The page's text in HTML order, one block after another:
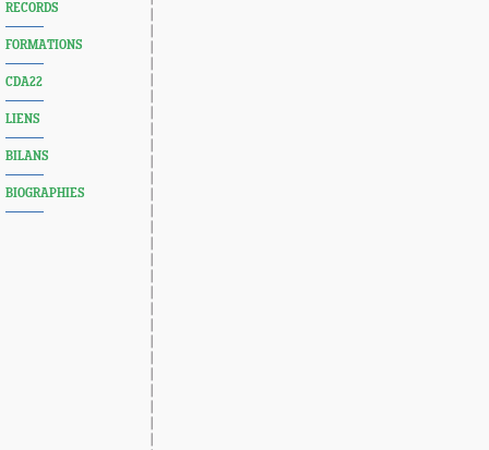
RECORDS
FORMATIONS
CDA22
LIENS
BILANS
BIOGRAPHIES